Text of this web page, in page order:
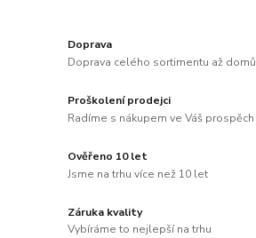
Doprava
Doprava celého sortimentu až domů
Proškolení prodejci
Radíme s nákupem ve Váš prospěch
Ověřeno 10 let
Jsme na trhu více než 10 let
Záruka kvality
Vybíráme to nejlepší na trhu